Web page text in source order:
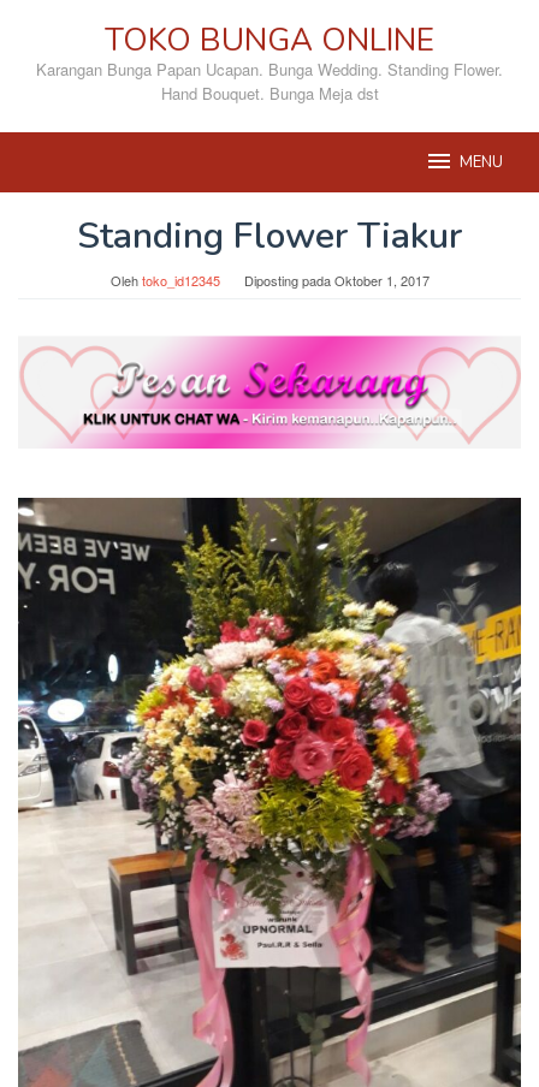
konten
TOKO BUNGA ONLINE
Karangan Bunga Papan Ucapan. Bunga Wedding. Standing Flower.
Hand Bouquet. Bunga Meja dst
MENU
Standing Flower Tiakur
Olehtoko_id12345 Diposting padaOktober 1, 2017